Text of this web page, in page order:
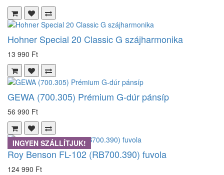
Hohner Special 20 Classic G szájharmonika
13 990 Ft
GEWA (700.305) Prémium G-dúr pánsíp
56 990 Ft
INGYEN SZÁLLÍTJUK!
Roy Benson FL-102 (RB700.390) fuvola
124 990 Ft